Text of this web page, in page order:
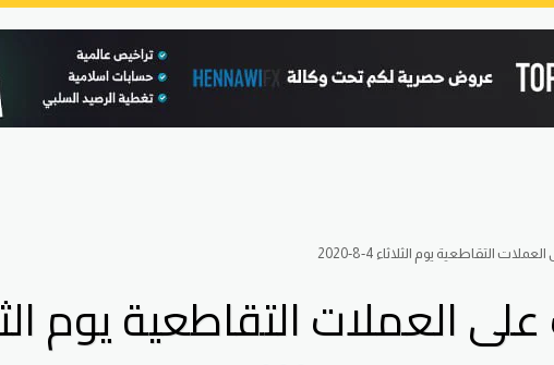
التقاطعية يوم الثلاثاء 4-8-2020
التقاطعية يوم الثلاثاء